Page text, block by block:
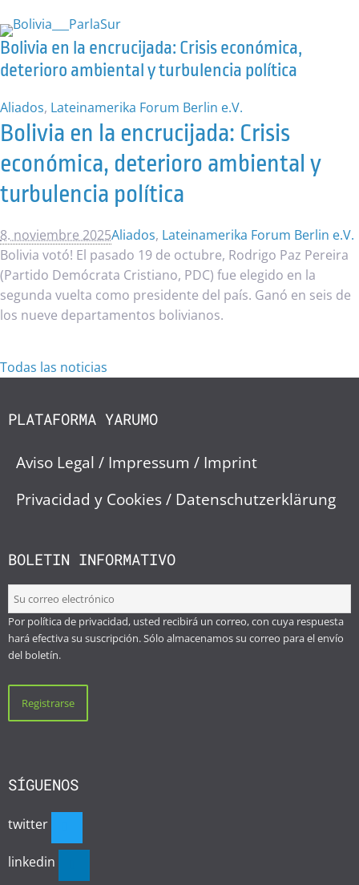
Bolivia en la encrucijada: Crisis económica,
deterioro ambiental y turbulencia política
Aliados, Lateinamerika Forum Berlin e.V.
Bolivia en la encrucijada: Crisis
económica, deterioro ambiental y
turbulencia política
8. noviembre 2025Aliados, Lateinamerika Forum Berlin e.V.
Bolivia votó! El pasado 19 de octubre, Rodrigo Paz Pereira
(Partido Demócrata Cristiano, PDC) fue elegido en la
segunda vuelta como presidente del país. Ganó en seis de
los nueve departamentos bolivianos.
Todas las noticias
PLATAFORMA YARUMO
Aviso Legal / Impressum / Imprint
Privacidad y Cookies / Datenschutzerklärung
BOLETIN INFORMATIVO
Por política de privacidad, usted recibirá un correo, con cuya respuesta
hará efectiva su suscripción. Sólo almacenamos su correo para el envío
del boletín.
SÍGUENOS
twitter
linkedin